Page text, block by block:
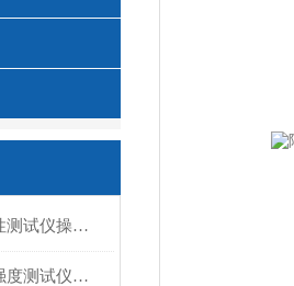
人工血管整体水渗漏性测试仪操作中最容易出错的步骤
人工血管反复穿刺后强度测试仪是什么？透析患者的“生命管“质量靠它把关！